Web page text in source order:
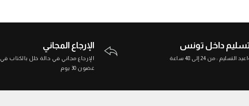
الإرجاع المجاني
الإرجاع مجاني في حالة خلل بالكتاب في
غضون 30 يوم
داخل تونس
التسليم : من 24 إلى 48 ساعة